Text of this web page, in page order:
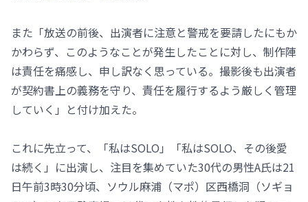
また「放送の前後、出演者に注意と警戒を要請したにもか
かわらず、このようなことが発生したことに対し、制作陣
は責任を痛感し、申し訳なく思っている。撮影後も出演者
が契約書上の義務を守り、責任を履行するよう厳しく管理
していく」と付け加えた。
これに先立って、「私はSOLO」「私はSOLO、その後愛
は続く」に出演し、注目を集めていた30代の男性A氏は21
日午前3時30分頃、ソウル麻浦（マポ）区西橋洞（ソギョ